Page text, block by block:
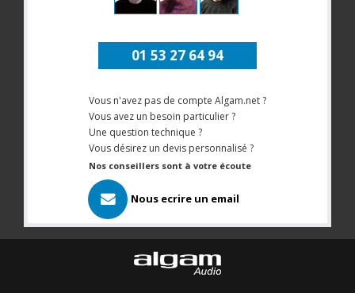
01 53 27 64 94
Vous n'avez pas de compte Algam.net ?
Vous avez un besoin particulier ?
Une question technique ?
Vous désirez un devis personnalisé ?
Nos conseillers sont à votre écoute
Nous ecrire un email